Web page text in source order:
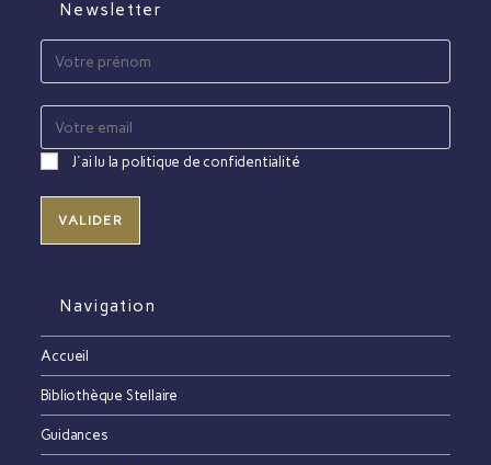
Newsletter
J'ai lu la politique de confidentialité
Navigation
Accueil
Bibliothèque Stellaire
Guidances